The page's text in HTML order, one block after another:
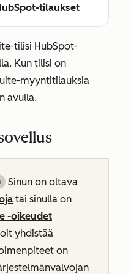
tilaukset
tilisi HubSpot-
Kun tilisi on
myyntitilauksia
avulla.
Sinun on oltava
tai sinulla on
-oikeudet
yhdistää
on